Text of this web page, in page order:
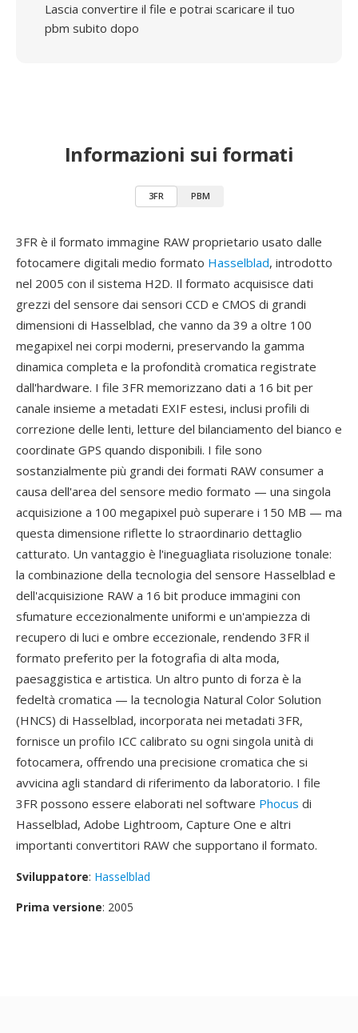
Lascia convertire il file e potrai scaricare il tuo
pbm subito dopo
Informazioni sui formati
3FR PBM
3FR è il formato immagine RAW proprietario usato dalle
fotocamere digitali medio formato Hasselblad, introdotto
nel 2005 con il sistema H2D. Il formato acquisisce dati
grezzi del sensore dai sensori CCD e CMOS di grandi
dimensioni di Hasselblad, che vanno da 39 a oltre 100
megapixel nei corpi moderni, preservando la gamma
dinamica completa e la profondità cromatica registrate
dall'hardware. I file 3FR memorizzano dati a 16 bit per
canale insieme a metadati EXIF estesi, inclusi profili di
correzione delle lenti, letture del bilanciamento del bianco e
coordinate GPS quando disponibili. I file sono
sostanzialmente più grandi dei formati RAW consumer a
causa dell'area del sensore medio formato — una singola
acquisizione a 100 megapixel può superare i 150 MB — ma
questa dimensione riflette lo straordinario dettaglio
catturato. Un vantaggio è l'ineguagliata risoluzione tonale:
la combinazione della tecnologia del sensore Hasselblad e
dell'acquisizione RAW a 16 bit produce immagini con
sfumature eccezionalmente uniformi e un'ampiezza di
recupero di luci e ombre eccezionale, rendendo 3FR il
formato preferito per la fotografia di alta moda,
paesaggistica e artistica. Un altro punto di forza è la
fedeltà cromatica — la tecnologia Natural Color Solution
(HNCS) di Hasselblad, incorporata nei metadati 3FR,
fornisce un profilo ICC calibrato su ogni singola unità di
fotocamera, offrendo una precisione cromatica che si
avvicina agli standard di riferimento da laboratorio. I file
3FR possono essere elaborati nel software Phocus di
Hasselblad, Adobe Lightroom, Capture One e altri
importanti convertitori RAW che supportano il formato.
Sviluppatore: Hasselblad
Prima versione: 2005